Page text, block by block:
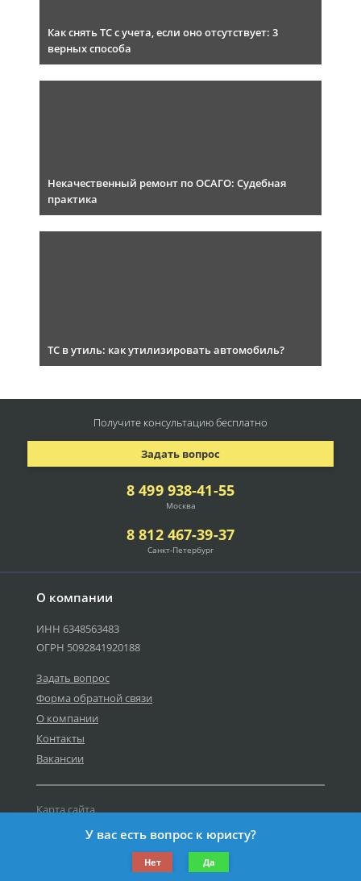
Как снять ТС с учета, если оно отсутствует: 3
верных способа
Некачественный ремонт по ОСАГО: Судебная
практика
ТС в утиль: как утилизировать автомобиль?
О компании
ИНН 6348563483
ОГРН 5092841920188
Задать вопрос
Форма обратной связи
О компании
Контакты
Вакансии
©2019-2026 Все права защищены.
Карта сайта
Политика персональных данных
8 499 938-41-55
Москва
8 812 467-39-37
Санкт-Петербург
Задать вопрос
Получите консультациюбесплатно
У вас есть вопрос к юристу?
Нет Да